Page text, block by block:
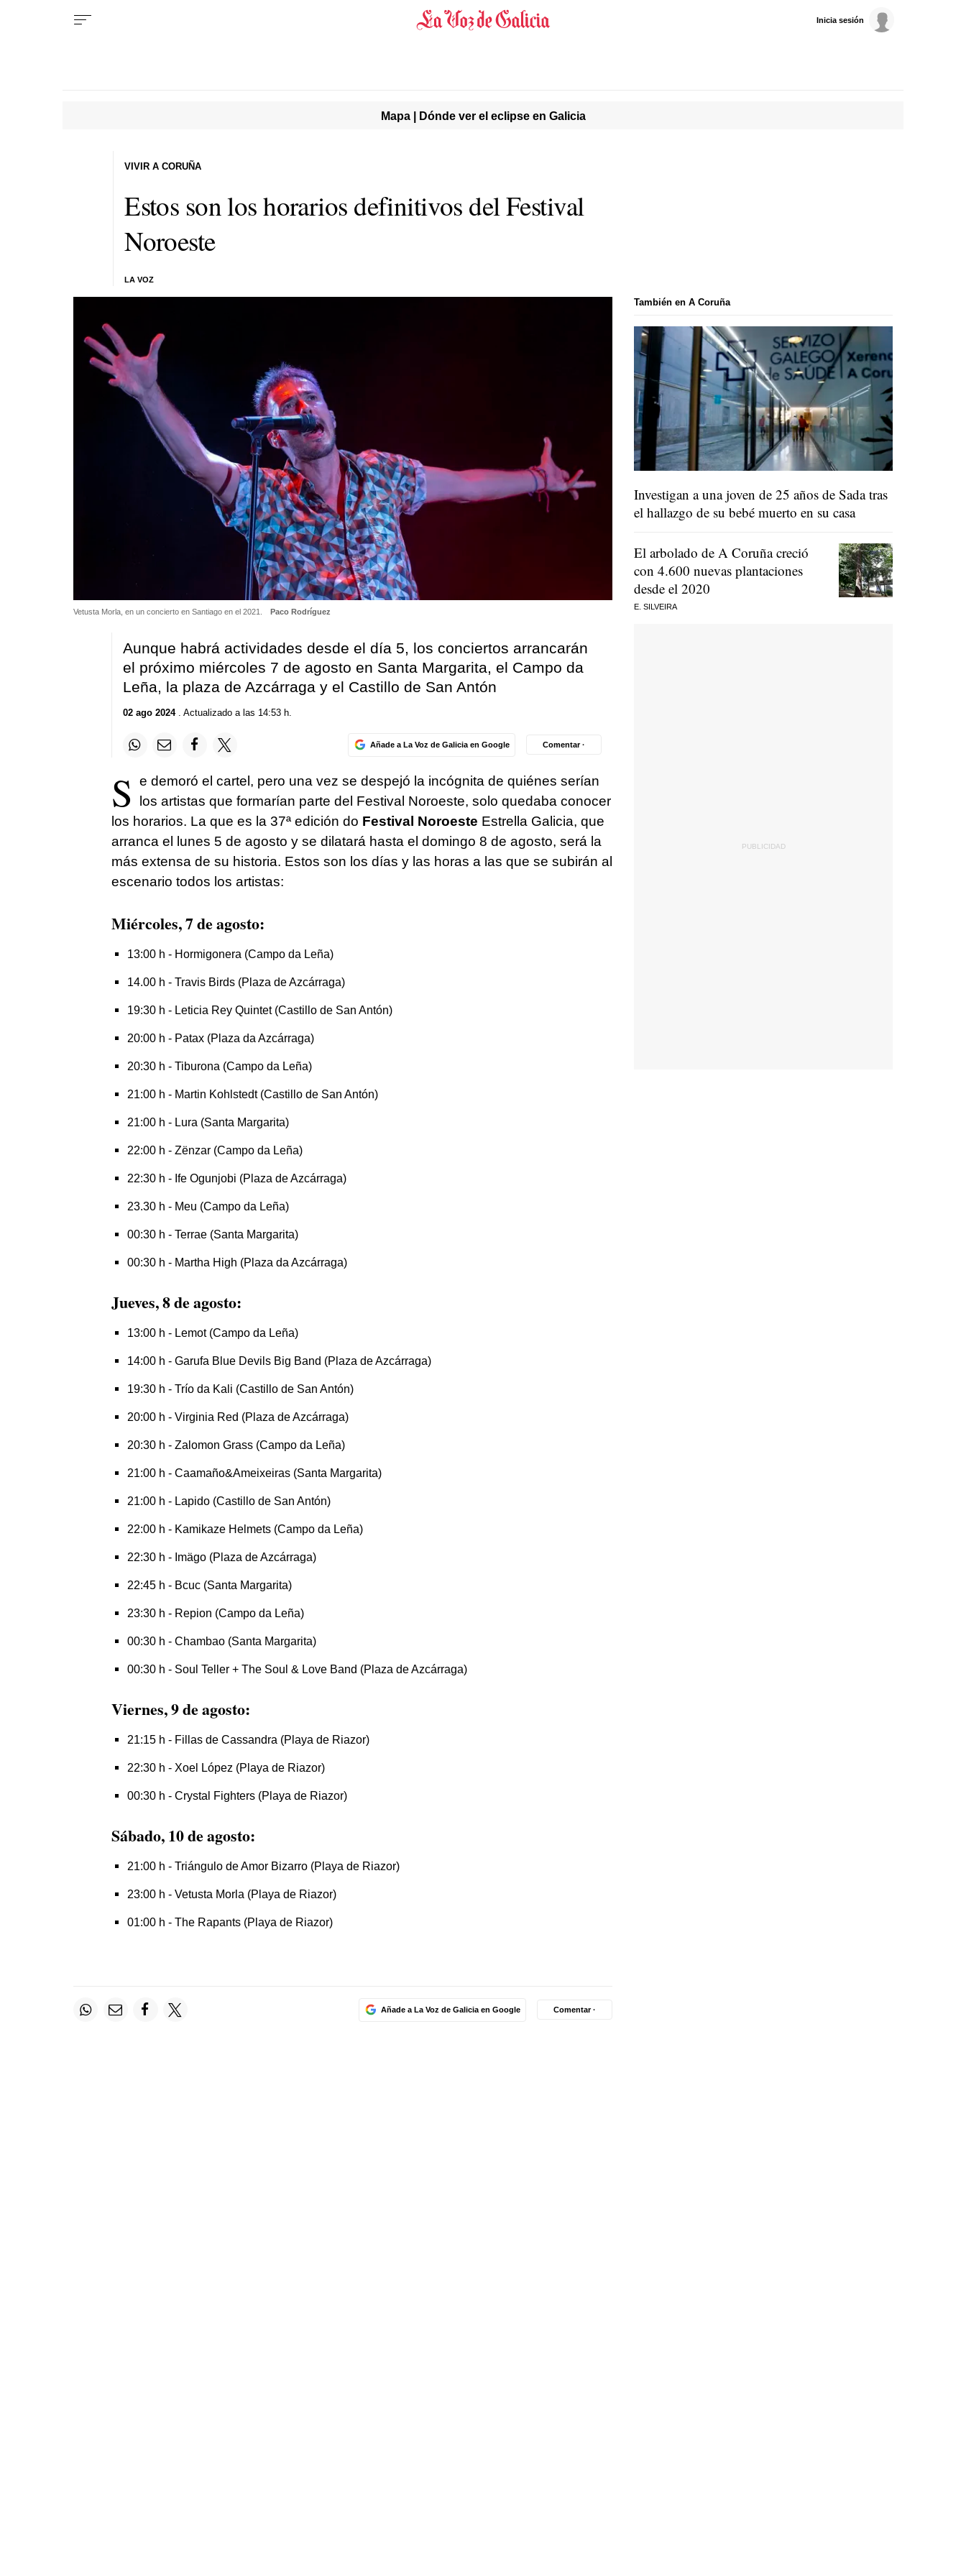
Inicia sesión
Mapa | Dónde ver el eclipse en Galicia
Estos son los horarios definitivos del Festival
Noroeste
LA VOZ
VIVIR A CORUÑA
Vetusta Morla, en un concierto en Santiago en el 2021. Paco Rodríguez
Aunque habrá actividades desde el día 5, los conciertos arrancarán
el próximo miércoles 7 de agosto en Santa Margarita, el Campo da
Leña, la plaza de Azcárraga y el Castillo de San Antón
02 ago 2024. Actualizado a las 14:53 h.
Añade a La Voz de Galicia en Google Comentar ·
S
e demoró el cartel, pero una vez se despejó la incógnita de quiénes serían
los artistas que formarían parte del Festival Noroeste, solo quedaba conocer
los horarios. La que es la 37ª edición do Festival Noroeste Estrella Galicia, que
arranca el lunes 5 de agosto y se dilatará hasta el domingo 8 de agosto, será la
más extensa de su historia. Estos son los días y las horas a las que se subirán al
escenario todos los artistas:
Miércoles, 7 de agosto:
13:00 h - Hormigonera (Campo da Leña)
14.00 h - Travis Birds (Plaza de Azcárraga)
19:30 h - Leticia Rey Quintet (Castillo de San Antón)
20:00 h - Patax (Plaza da Azcárraga)
20:30 h - Tiburona (Campo da Leña)
21:00 h - Martin Kohlstedt (Castillo de San Antón)
21:00 h - Lura (Santa Margarita)
22:00 h - Zënzar (Campo da Leña)
22:30 h - Ife Ogunjobi (Plaza de Azcárraga)
23.30 h - Meu (Campo da Leña)
00:30 h - Terrae (Santa Margarita)
00:30 h - Martha High (Plaza da Azcárraga)
Jueves, 8 de agosto:
13:00 h - Lemot (Campo da Leña)
14:00 h - Garufa Blue Devils Big Band (Plaza de Azcárraga)
19:30 h - Trío da Kali (Castillo de San Antón)
20:00 h - Virginia Red (Plaza de Azcárraga)
20:30 h - Zalomon Grass (Campo da Leña)
21:00 h - Caamaño&Ameixeiras (Santa Margarita)
21:00 h - Lapido (Castillo de San Antón)
22:00 h - Kamikaze Helmets (Campo da Leña)
22:30 h - Imägo (Plaza de Azcárraga)
22:45 h - Bcuc (Santa Margarita)
23:30 h - Repion (Campo da Leña)
00:30 h - Chambao (Santa Margarita)
00:30 h - Soul Teller + The Soul & Love Band (Plaza de Azcárraga)
Viernes, 9 de agosto:
21:15 h - Fillas de Cassandra (Playa de Riazor)
22:30 h - Xoel López (Playa de Riazor)
00:30 h - Crystal Fighters (Playa de Riazor)
Sábado, 10 de agosto:
21:00 h - Triángulo de Amor Bizarro (Playa de Riazor)
23:00 h - Vetusta Morla (Playa de Riazor)
01:00 h - The Rapants (Playa de Riazor)
Añade a La Voz de Galicia en Google Comentar ·
También en A Coruña
Investigan a una joven de 25 años de Sada tras
el hallazgo de su bebé muerto en su casa
El arbolado de A Coruña creció
con 4.600 nuevas plantaciones
desde el 2020
E. SILVEIRA